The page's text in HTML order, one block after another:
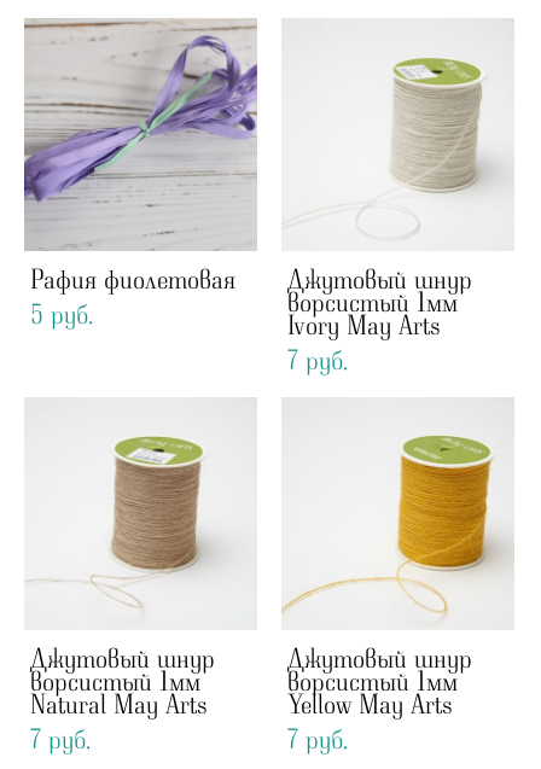
Рафия фиолетовая
5 pуб.
Джутовый шнур
ворсистый 1мм
Ivory May Arts
7 pуб.
Джутовый шнур
ворсистый 1мм
Natural May Arts
7 pуб.
Джутовый шнур
ворсистый 1мм
Yellow May Arts
7 pуб.